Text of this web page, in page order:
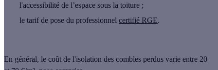
l'accessibilité de l’espace sous la toiture ;
le tarif de pose du professionnel certifié RGE.
En général, le coût de l'isolation des combles perdus varie entre 20